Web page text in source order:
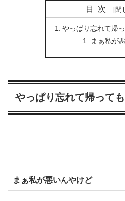
目次
やっぱり忘れて帰
まぁ私が
やっぱり忘れて帰っても
まぁ私が悪いんやけど